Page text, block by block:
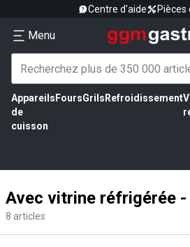
Centre d'aide Pièces
Menu
Appareils
de
cuisson
FoursGrils Refroidissement
Avec vitrine réfrigérée -
8 articles